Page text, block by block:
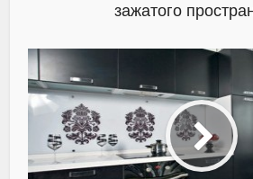
зажатого